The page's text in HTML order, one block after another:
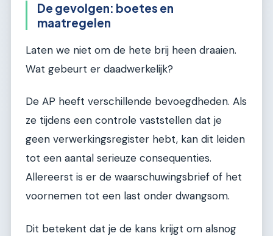
De gevolgen: boetes en
maatregelen
Laten we niet om de hete brij heen draaien.
Wat gebeurt er daadwerkelijk?
De AP heeft verschillende bevoegdheden. Als
ze tijdens een controle vaststellen dat je
geen verwerkingsregister hebt, kan dit leiden
tot een aantal serieuze consequenties.
Allereerst is er de waarschuwingsbrief of het
voornemen tot een last onder dwangsom.
Dit betekent dat je de kans krijgt om alsnog